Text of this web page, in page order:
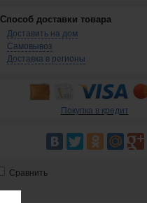
Способ доставки товара
Доставить на дом
Самовывоз
Доставка в регионы
Покупка в кредит
Сравнить